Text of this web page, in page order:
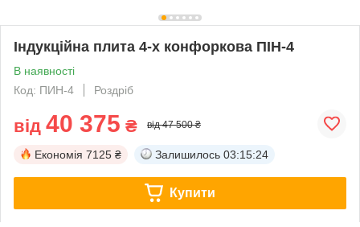
Індукційна плита 4-х конфоркова ПІН-4
В наявності
Код: ПИН-4
Роздріб
від 40 375 ₴ від 47 500 ₴
Економія 7125 ₴ Залишилось 03:15:24
Купити